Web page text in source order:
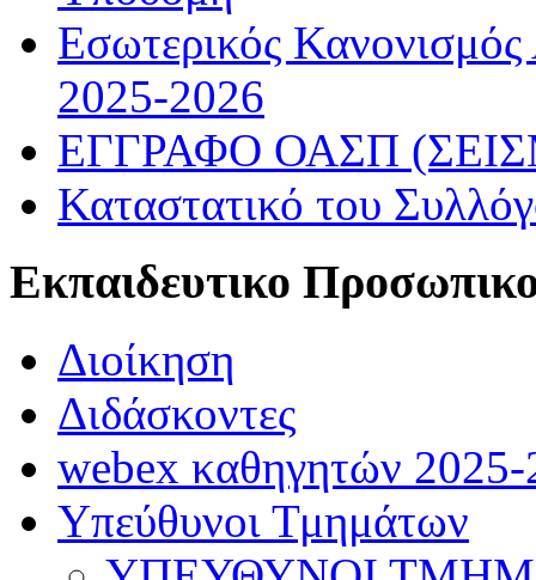
Εσωτερικός
2025-2026
ΕΓΓΡΑΦΟ ΟΑΣΠ
Καταστατικό του
Εκπαιδευτικο
Διοίκηση
Διδάσκοντες
webex καθηγητών
Υπεύθυνοι Τμημάτων